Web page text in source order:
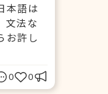
本語は
文法な
お許し
0 0